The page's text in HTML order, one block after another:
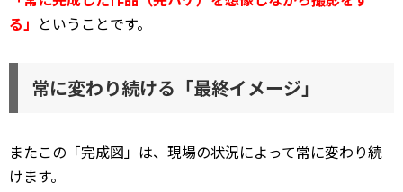
る」 ということです。
常に変わり続ける「最終イメージ」
またこの「完成図」は、現場の状況によって常に変わり続
けます。